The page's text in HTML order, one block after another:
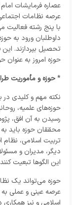
عصاره فرمایشات
عرصه نظامات
با پنج رشته فعالیت
داوطلبان ورود به
تحصیل بپردازند. این
حوزه امروز به
*حوزه و مأموریت
نکته مهم و کلیدی در
حوزه‌های علمیه،
رسیدن به آن افق،
محققان حوزه باید به
تربیت اسلامی، نظام
دیگر، مدیران و
این الگوها تبعیت
حوزه می‌تواند یک
عرصه عینی و عملی